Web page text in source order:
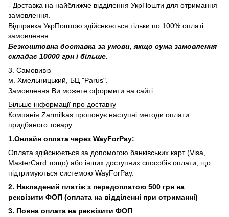
- Доставка на найближче відділення УкрПошти для отримання
замовлення.
Відправка УкрПоштою здійснюється тільки по 100% оплаті
замовлення.
Безкоштовна доставка за умови, якщо сума замовлення
складає 10000 грн і більше.
3. Самовивіз
м. Хмельницький, БЦ "Parus".
Замовлення Ви можете оформити на сайті.
Більше інформації про доставку
Компанія Zarmilkas пропонує наступні методи оплати
придбаного товару:
1.Онлайн оплата через WayForPay:
Оплата здійснюється за допомогою банківських карт (Visa,
MasterCard тощо) або інших доступних способів оплати, що
підтримуються системою WayForPay.
2. Накладений платіж з передоплатою 500 грн на
реквізити ФОП (оплата на відділенні при отриманні)
3. Повна оплата на реквізити ФОП